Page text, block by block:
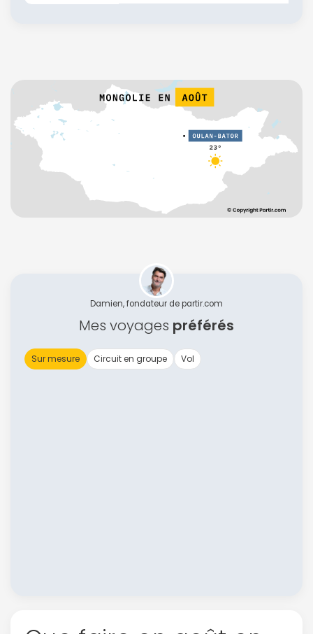
Damien, fondateur de partir.com
Mes voyages préférés
Sur mesure Circuit en groupe Vol